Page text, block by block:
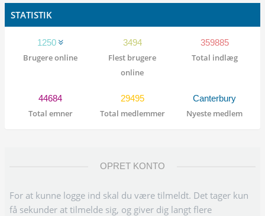
STATISTIK
1250
Brugere online
3494
Flest brugere
online
359885
Total indlæg
44684
Total emner
29495
Total medlemmer
Canterbury
Nyeste medlem
OPRET KONTO
For at kunne logge ind skal du være tilmeldt. Det tager kun
få sekunder at tilmelde sig, og giver dig langt flere